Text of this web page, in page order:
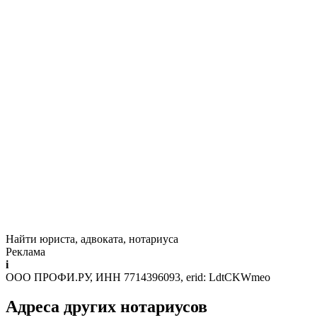
Найти юриста, адвоката, нотариуса
Реклама
i
ООО ПРОФИ.РУ, ИНН 7714396093, erid: LdtCKWmeo
Адреса других нотариусов